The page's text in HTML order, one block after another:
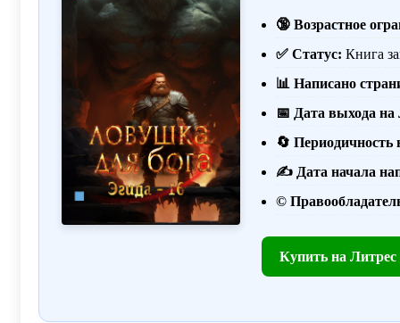
🔞 Возрастное
✅ Статус: Книга
📊 Написано
📅 Дата выхода на
🔄 Периодичность
✍️ Дата начала
©️
Купить на Литрес